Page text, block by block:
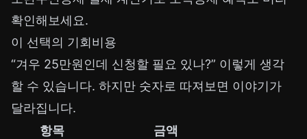
확인해보세요.
이 선택의 기회비용
“겨우 25만원인데 신청할 필요 있나?” 이렇게 생각
할 수 있습니다. 하지만 숫자로 따져보면 이야기가
달라집니다.
항목
금액